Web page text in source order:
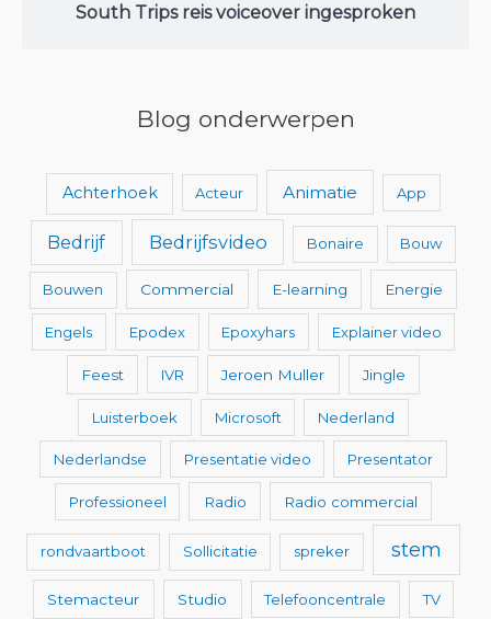
South Trips reis voiceover ingesproken
Blog onderwerpen
Achterhoek Acteur Animatie App
Bedrijf Bedrijfsvideo Bonaire Bouw
Bouwen Commercial E-learning Energie
Engels Epodex Epoxyhars Explainer video
Feest IVR Jeroen Muller Jingle
Luisterboek Microsoft Nederland
Nederlandse Presentatie video Presentator
Professioneel Radio Radio commercial
rondvaartboot Sollicitatie spreker stem
Stemacteur Studio Telefooncentrale TV